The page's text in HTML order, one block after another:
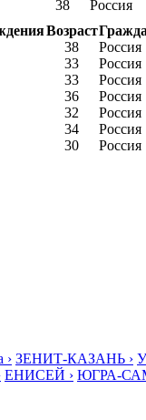
38
Россия
Возраст
38
Россия
33
Россия
33
Россия
36
Россия
32
Россия
34
Россия
30
Россия
› ЗЕНИТ-КАЗАНЬ ›
ЕНИСЕЙ › ЮГРА-